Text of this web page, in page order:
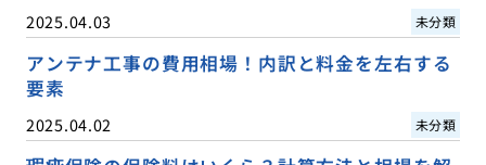
2025.04.03 未分類
アンテナ工事の費用相場！内訳と料金を左右する
要素
2025.04.02 未分類